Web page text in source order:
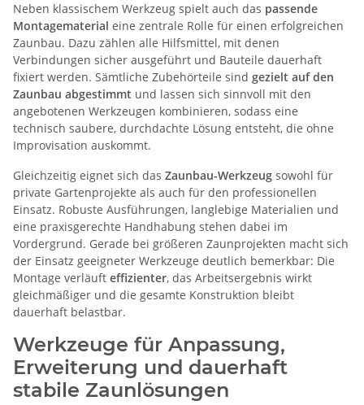
Neben klassischem Werkzeug spielt auch das passende
Montagematerial eine zentrale Rolle für einen erfolgreichen
Zaunbau. Dazu zählen alle Hilfsmittel, mit denen
Verbindungen sicher ausgeführt und Bauteile dauerhaft
fixiert werden. Sämtliche Zubehörteile sind gezielt auf den
Zaunbau abgestimmt und lassen sich sinnvoll mit den
angebotenen Werkzeugen kombinieren, sodass eine
technisch saubere, durchdachte Lösung entsteht, die ohne
Improvisation auskommt.
Gleichzeitig eignet sich das Zaunbau-Werkzeug sowohl für
private Gartenprojekte als auch für den professionellen
Einsatz. Robuste Ausführungen, langlebige Materialien und
eine praxisgerechte Handhabung stehen dabei im
Vordergrund. Gerade bei größeren Zaunprojekten macht sich
der Einsatz geeigneter Werkzeuge deutlich bemerkbar: Die
Montage verläuft effizienter, das Arbeitsergebnis wirkt
gleichmäßiger und die gesamte Konstruktion bleibt
dauerhaft belastbar.
Werkzeuge für Anpassung,
Erweiterung und dauerhaft
stabile Zaunlösungen